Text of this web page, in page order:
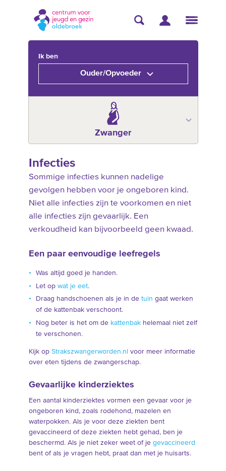
Ik ben
Ouder/Opvoeder
Zwanger
Infecties
Sommige infecties kunnen nadelige
gevolgen hebben voor je ongeboren kind.
Niet alle infecties zijn te voorkomen en niet
alle infecties zijn gevaarlijk. Een
verkoudheid kan bijvoorbeeld geen kwaad.
Een paar eenvoudige leefregels
Was altijd goed je handen.
Let op wat je eet.
Draag handschoenen als je in de tuin gaat werken
of de kattenbak verschoont.
Nog beter is het om de kattenbakhelemaal niet zelf
te verschonen.
Kijk op Strakszwangerworden.nl voor meer informatie
over eten tijdens de zwangerschap.
Gevaarlijke kinderziektes
Een aantal kinderziektes vormen een gevaar voor je
ongeboren kind, zoals rodehond, mazelen en
waterpokken. Als je voor deze ziekten bent
gevaccineerd of deze ziekten hebt gehad, ben je
beschermd. Als je niet zeker weet of je gevaccineerd
bent of als je vragen hebt, praat dan met je huisarts.